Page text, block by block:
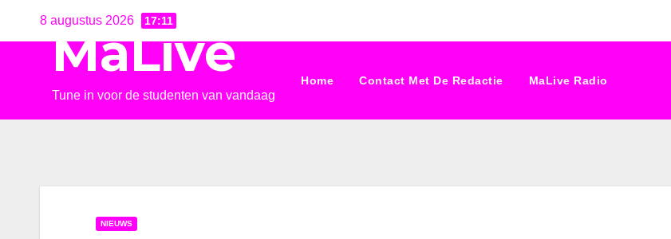
8 augustus 2026 17:11
MaLive
Tune in voor de studenten van vandaag
Home Contact Met De Redactie MaLive Radio
NIEUWS